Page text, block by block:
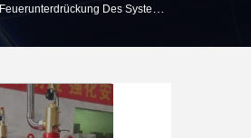
Feuerunterdrückung Des System-FM200